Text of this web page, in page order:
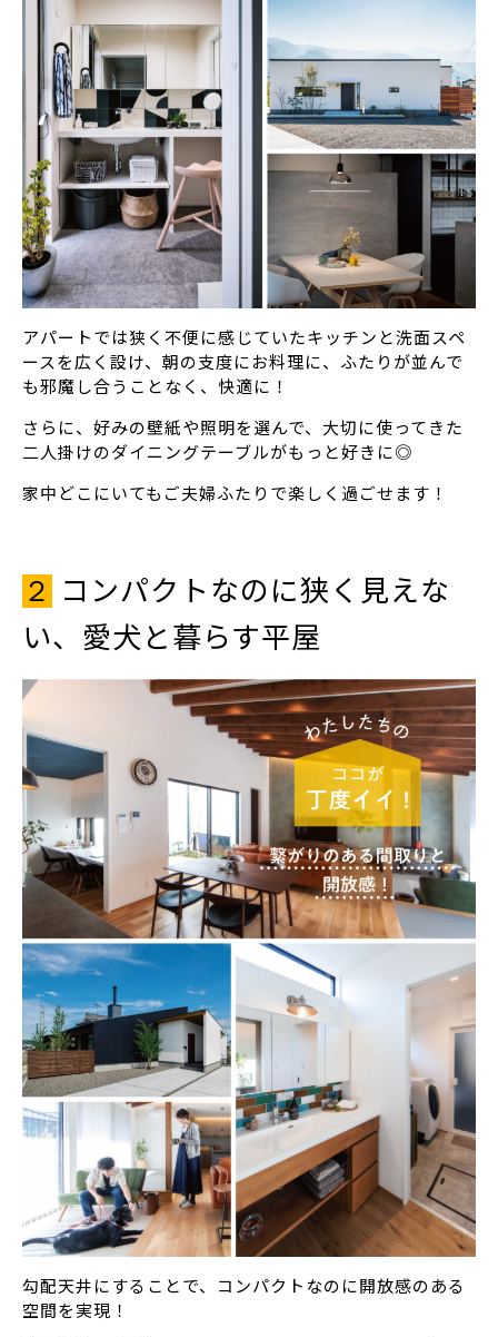
アパートでは狭く不便に感じていたキッチンと洗面スペ
ースを広く設け、朝の支度にお料理に、ふたりが並んで
も邪魔し合うことなく、快適に！
さらに、好みの壁紙や照明を選んで、大切に使ってきた
二人掛けのダイニングテーブルがもっと好きに◎
家中どこにいてもご夫婦ふたりで楽しく過ごせます！
２ コンパクトなのに狭く見えな
い、愛犬と暮らす平屋
勾配天井にすることで、コンパクトなのに開放感のある
空間を実現！